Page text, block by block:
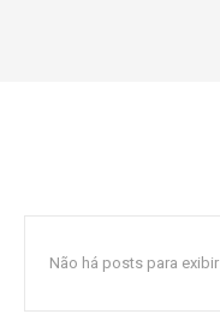
Não há posts para exibir